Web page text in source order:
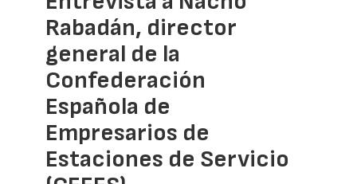
Rabadán, director
general de la
Confederación
Española de
Empresarios de
Estaciones de Servicio